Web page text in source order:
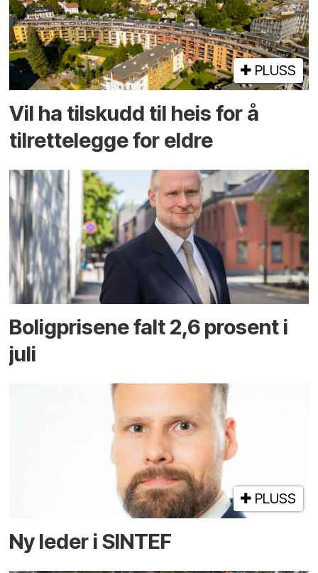
PLUSS
Vil ha tilskudd til heis for å
tilrettelegge for eldre
Boligprisene falt 2,6 prosent i
juli
PLUSS
Ny leder i SINTEF